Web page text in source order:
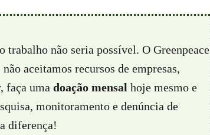
trabalho não seria possível. O Greenpeace
aceitamos recursos de empresas,
faça uma doação mensal hoje mesmo e
monitoramento e denúncia de
diferença!